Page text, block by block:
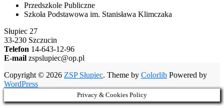
Przedszkole Publiczne
Szkoła Podstawowa im. Stanisława Klimczaka
Słupiec 27
33-230 Szczucin
Telefon 14-643-12-96
E-mail zspslupiec@op.pl
Copyright © 2026 ZSP Słupiec. Theme by Colorlib Powered by
WordPress
Privacy & Cookies Policy